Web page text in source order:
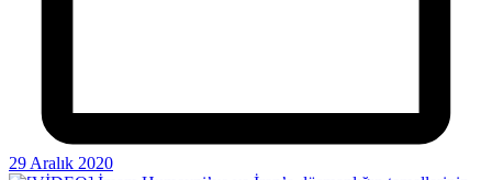
29 Aralık 2020